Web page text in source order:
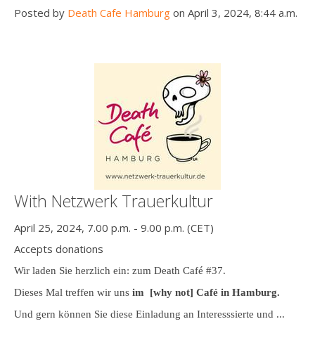
Posted by Death Cafe Hamburg on April 3, 2024, 8:44 a.m.
With Netzwerk Trauerkultur
April 25, 2024, 7.00 p.m. - 9.00 p.m. (CET)
Accepts donations
Wir laden Sie herzlich ein: zum Death Café #37.
Dieses Mal treffen wir uns im [why not] Café in Hamburg.
Und gern können Sie diese Einladung an Interesssierte und ...